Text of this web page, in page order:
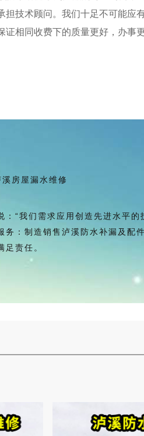
担技术顾问。我们十足不可能应
证相同收费下的质量更好，办事
溪房屋漏水维修
我们需求应用创造先进水平的
制造销售泸溪防水补漏及配
足责任。